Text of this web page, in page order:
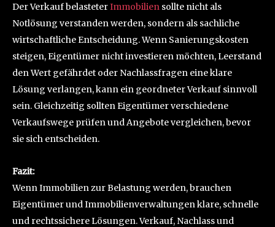
Der Verkauf belasteterImmobilien sollte nicht als
Notlösung verstanden werden, sondern als sachliche
wirtschaftliche Entscheidung. Wenn Sanierungskosten
steigen, Eigentümer nicht investieren möchten, Leerstand
den Wert gefährdet oder Nachlassfragen eine klare
Lösung verlangen, kann ein geordneter Verkauf sinnvoll
sein. Gleichzeitig sollten Eigentümer verschiedene
Verkaufswege prüfen und Angebote vergleichen, bevor
sie sich entscheiden.
Fazit:
Wenn Immobilien zur Belastung werden, brauchen
Eigentümer und Immobilienverwaltungen klare, schnelle
und rechtssichere Lösungen. Verkauf, Nachlass und